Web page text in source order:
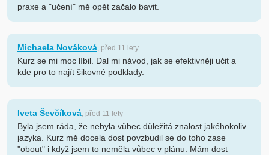
praxe a "učení" mě opět začalo bavit.
Michaela Nováková, před 11 lety
Kurz se mi moc líbil. Dal mi návod, jak se efektivněji učit a
kde pro to najít šikovné podklady.
Iveta Ševčíková, před 11 lety
Byla jsem ráda, že nebyla vůbec důležitá znalost jakéhokoliv
jazyka. Kurz mě docela dost povzbudil se do toho zase
"obout" i když jsem to neměla vůbec v plánu. Mám dost